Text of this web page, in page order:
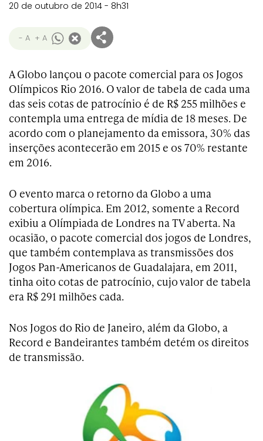
20 de outubro de 2014 - 8h31
- A + A
A Globo lançou o pacote comercial para os Jogos
Olímpicos Rio 2016. O valor de tabela de cada uma
das seis cotas de patrocínio é de R$ 255 milhões e
contempla uma entrega de mídia de 18 meses. De
acordo com o planejamento da emissora, 30% das
inserções acontecerão em 2015 e os 70% restante
em 2016.
O evento marca o retorno da Globo a uma
cobertura olímpica. Em 2012, somente a Record
exibiu a Olímpiada de Londres na TV aberta. Na
ocasião, o pacote comercial dos jogos de Londres,
que também contemplava as transmissões dos
Jogos Pan-Americanos de Guadalajara, em 2011,
tinha oito cotas de patrocínio, cujo valor de tabela
era R$ 291 milhões cada.
Nos Jogos do Rio de Janeiro, além da Globo, a
Record e Bandeirantes também detém os direitos
de transmissão.